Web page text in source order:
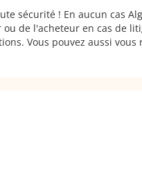
sécurité ! En aucun cas
de l'acheteur en cas de
Vous pouvez aussi vous